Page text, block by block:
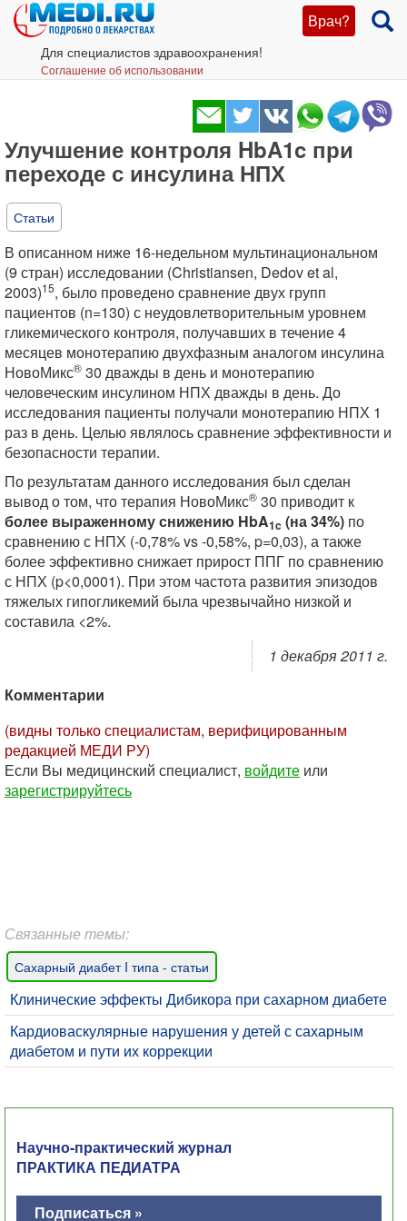
Врач?
Для специалистов здравоохранения!
Соглашение об использовании
Улучшение контроля HbA1c при
переходе с инсулина НПХ
Статьи
В описанном ниже 16-недельном мультинациональном
(9 стран) исследовании (Christiansen, Dedov et al,
2003)15, было проведено сравнение двух групп
пациентов (n=130) с неудовлетворительным уровнем
гликемического контроля, получавших в течение 4
месяцев монотерапию двухфазным аналогом инсулина
НовоМикс® 30 дважды в день и монотерапию
человеческим инсулином НПХ дважды в день. До
исследования пациенты получали монотерапию НПХ 1
раз в день. Целью являлось сравнение эффективности и
безопасности терапии.
По результатам данного исследования был сделан
вывод о том, что терапия НовоМикс® 30 приводит к
более выраженному снижению HbA1c (на 34%) по
сравнению с НПХ (-0,78% vs -0,58%, p=0,03), а также
более эффективно снижает прирост ППГ по сравнению
с НПХ (p<0,0001). При этом частота развития эпизодов
тяжелых гипогликемий была чрезвычайно низкой и
составила <2%.
1 декабря 2011 г.
Комментарии
(видны только специалистам, верифицированным
редакцией МЕДИ РУ)
Если Вы медицинский специалист, войдите или
зарегистрируйтесь
Связанные темы:
Сахарный диабет I типа - статьи
Клинические эффекты Дибикора при сахарном диабете
Кардиоваскулярные нарушения у детей с сахарным
диабетом и пути их коррекции
Научно-практический журнал
ПРАКТИКА ПЕДИАТРА
Подписаться »